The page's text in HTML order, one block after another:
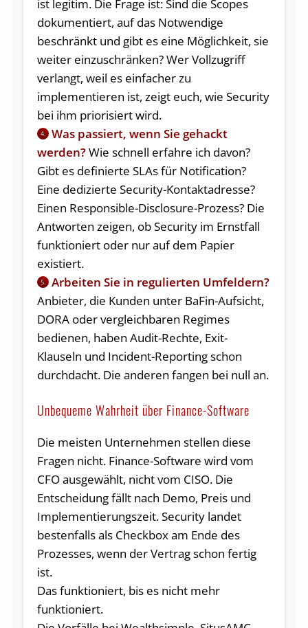
ist legitim. Die Frage ist: Sind die Scopes
dokumentiert, auf das Notwendige
beschränkt und gibt es eine Möglichkeit, sie
weiter einzuschränken? Wer Vollzugriff
verlangt, weil es einfacher zu
implementieren ist, zeigt euch, wie Security
bei ihm priorisiert wird.
4.
Was passiert, wenn Sie gehackt
werden?Wie schnell erfahre ich davon?
Gibt es definierte SLAs für Notification?
Eine dedizierte Security-Kontaktadresse?
Einen Responsible-Disclosure-Prozess? Die
Antworten zeigen, ob Security im Ernstfall
funktioniert oder nur auf dem Papier
existiert.
5.
Arbeiten Sie in regulierten Umfeldern?
Anbieter, die Kunden unter BaFin-Aufsicht,
DORA oder vergleichbaren Regimes
bedienen, haben Audit-Rechte, Exit-
Klauseln und Incident-Reporting schon
durchdacht. Die anderen fangen bei null an.
Unbequeme Wahrheit über Finance-Software
Die meisten Unternehmen stellen diese
Fragen nicht. Finance-Software wird vom
CFO ausgewählt, nicht vom CISO. Die
Entscheidung fällt nach Demo, Preis und
Implementierungszeit. Security landet
bestenfalls als Checkbox am Ende des
Prozesses, wenn der Vertrag schon fertig
ist.
Das funktioniert, bis es nicht mehr
funktioniert.